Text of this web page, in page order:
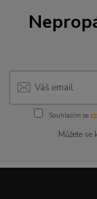
Souhlasím se
Můžete